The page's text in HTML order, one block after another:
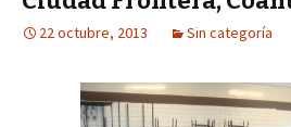
22 octubre, 2013 Sin categoría